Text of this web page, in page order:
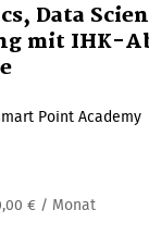
Data
mit IHK-
Point Academy
€ / Monat